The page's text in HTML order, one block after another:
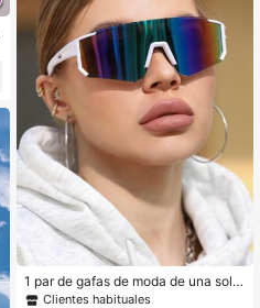
1 par de gafas de moda de una sola
pieza para mujer, adecuadas para d
Clientes habituales